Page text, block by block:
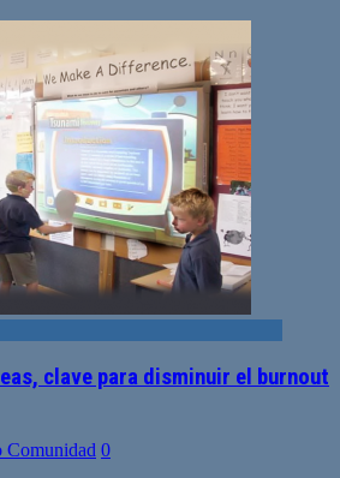
clave para disminuir el burnout
Comunidad 0